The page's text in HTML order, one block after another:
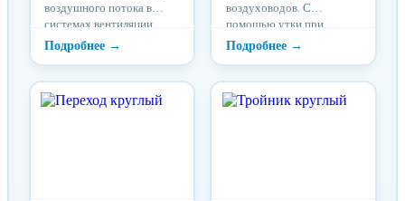
воздушного потока в
системах вентиляции.
Стандартные круглые
отводы изготавливаются с
45, 30 и 15°. Радиус
поворота R в
воздуховодов. С
помощью утки при
прокладке системы
воздуховодов обходят
препятствия на пути
системы.